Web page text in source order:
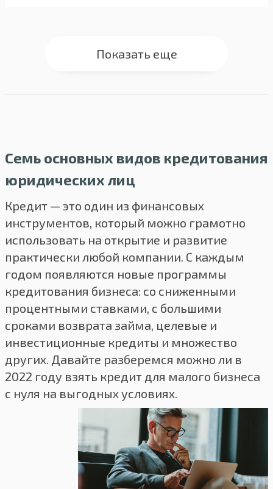
Показать еще
Семь основных видов кредитования
юридических лиц
Кредит — это один из финансовых
инструментов, который можно грамотно
использовать на открытие и развитие
практически любой компании. С каждым
годом появляются новые программы
кредитования бизнеса: со сниженными
процентными ставками, с большими
сроками возврата займа, целевые и
инвестиционные кредиты и множество
других. Давайте разберемся можно ли в
2022 году взять кредит для малого бизнеса
с нуля на выгодных условиях.